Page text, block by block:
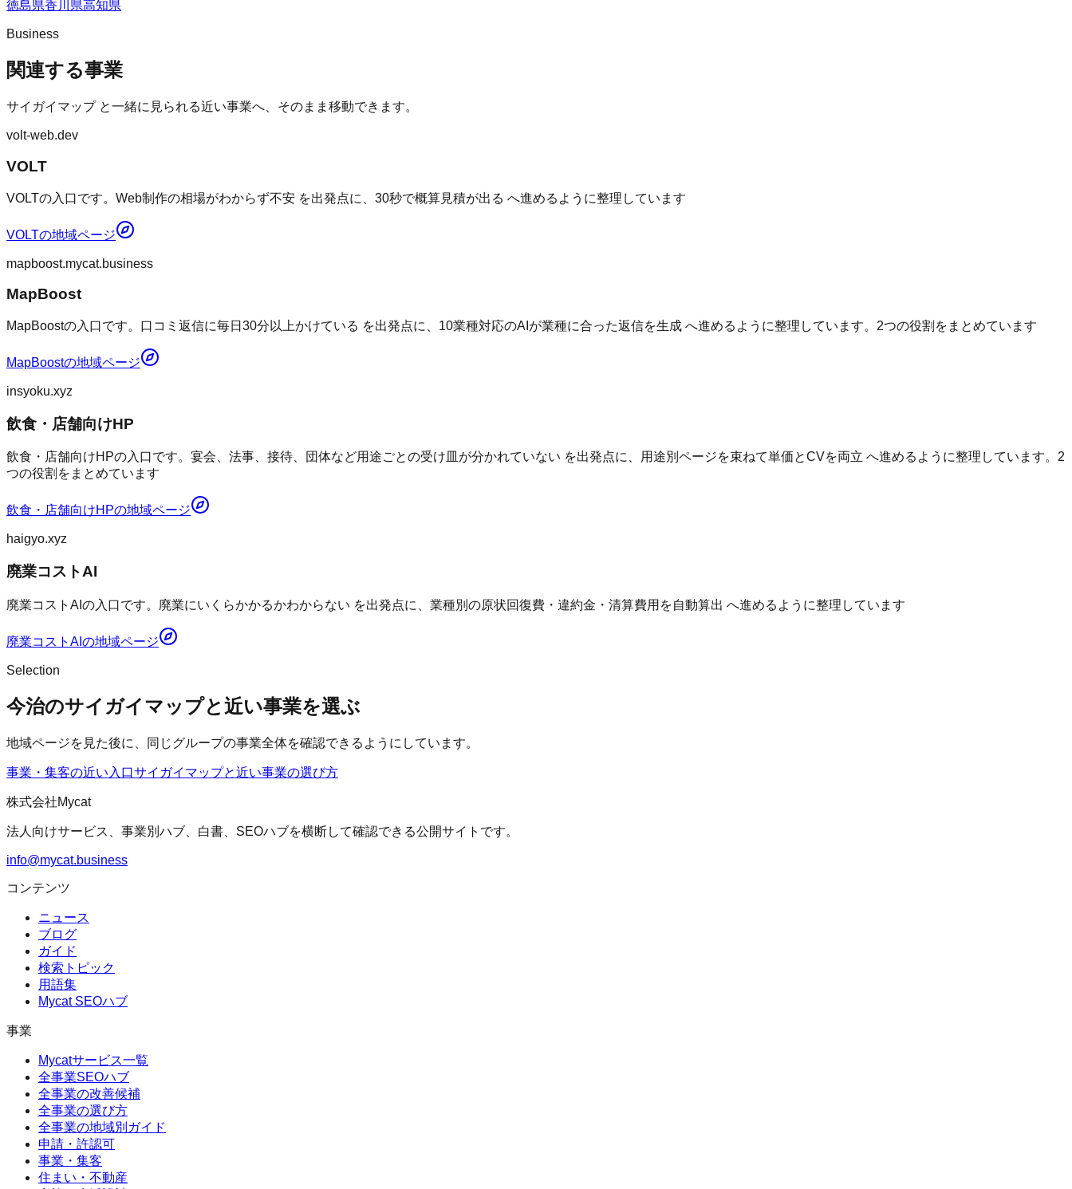
徳島県香川県高知県
Business
関連する事業
サイガイマップと一緒に見られる近い事業へ、そのまま移動できます。
volt-web.dev
VOLT
VOLTの入口です。Web制作の相場がわからず不安 を出発点に、30秒で概算見積が出る へ進めるように整理しています
VOLTの地域ページ
mapboost.mycat.business
MapBoost
MapBoostの入口です。口コミ返信に毎日30分以上かけている を出発点に、10業種対応のAIが業種に合った返信を生成 へ進めるように整理しています。2つの役割をまとめています
MapBoostの地域ページ
insyoku.xyz
飲食・店舗向けHP
飲食・店舗向けHPの入口です。宴会、法事、接待、団体など用途ごとの受け皿が分かれていない を出発点に、用途別ページを束ねて単価とCVを両立 へ進めるように整理しています。2
つの役割をまとめています
飲食・店舗向けHPの地域ページ
haigyo.xyz
廃業コストAI
廃業コストAIの入口です。廃業にいくらかかるかわからない を出発点に、業種別の原状回復費・違約金・清算費用を自動算出 へ進めるように整理しています
廃業コストAI の地域ページ
Selection
今治のサイガイマップと近い事業を選ぶ
地域ページを見た後に、同じグループの事業全体を確認できるようにしています。
事業・集客の近い入口サイガイマップと近い事業の選び方
株式会社Mycat
法人向けサービス、事業別ハブ、白書、SEOハブを横断して確認できる公開サイトです。
info@mycat.business
コンテンツ
ニュース
ブログ
ガイド
検索トピック
用語集
Mycat SEOハブ
事業
Mycatサービス一覧
全事業SEOハブ
全事業の改善候補
全事業の選び方
全事業の地域別ガイド
申請・許認可
事業・集客
住まい・不動産